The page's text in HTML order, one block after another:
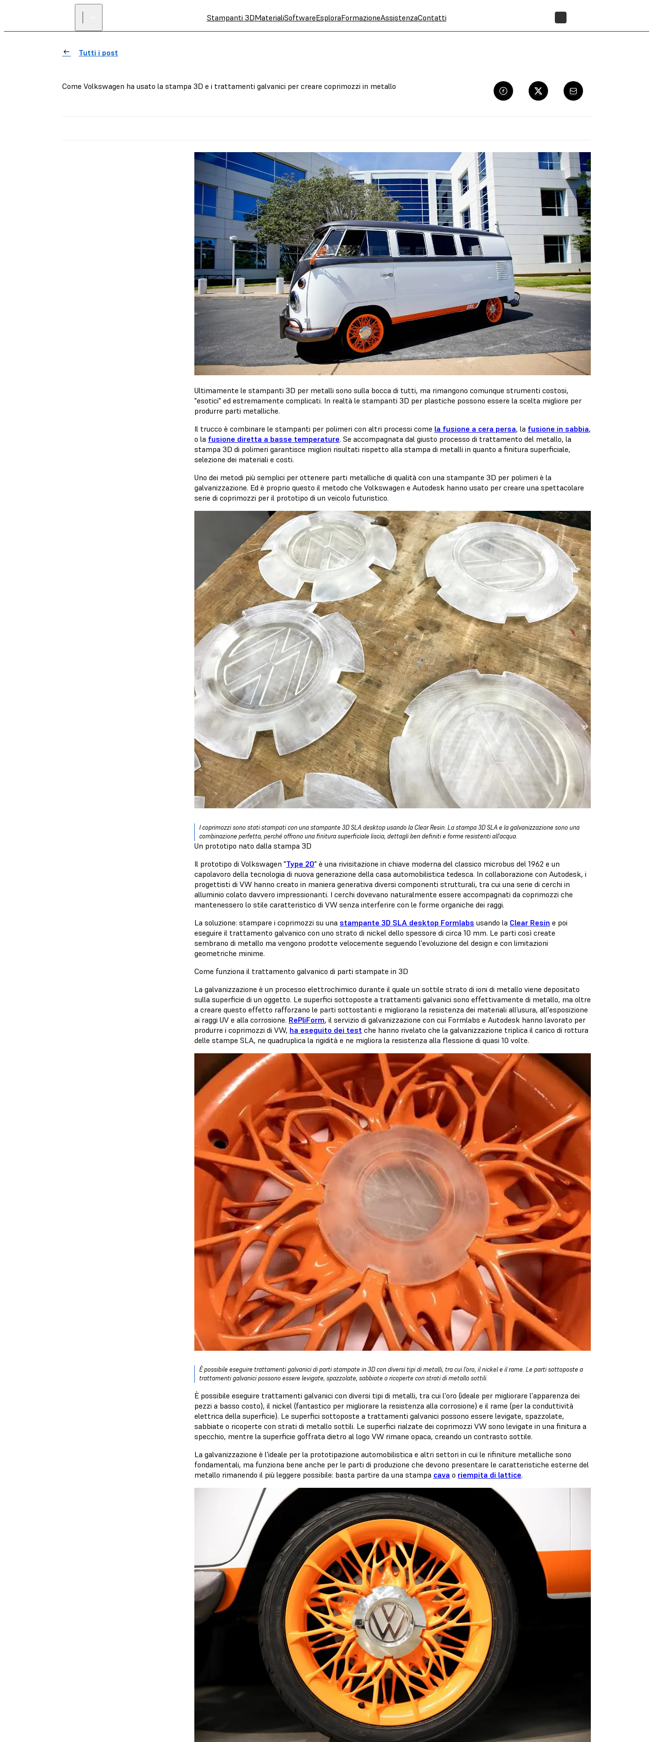
Stampanti 3DMaterialiSoftwareEsploraFormazioneAssistenzaContatti
Tutti i post
Come Volkswagen ha usato la stampa 3D e i trattamenti galvanici per creare coprimozzi in metallo
Ultimamente le stampanti 3D per metalli sono sulla bocca di tutti, ma rimangono comunque strumenti costosi,
"esotici" ed estremamente complicati. In realtà le stampanti 3D per plastiche possono essere la scelta migliore per
produrre parti metalliche.
Il trucco è combinare le stampanti per polimeri con altri processi come la fusione a cera persa, la fusione in sabbia,
o la fusione diretta a basse temperature. Se accompagnata dal giusto processo di trattamento del metallo, la
stampa 3D di polimeri garantisce migliori risultati rispetto alla stampa di metalli in quanto a finitura superficiale,
selezione dei materiali e costi.
Uno dei metodi più semplici per ottenere parti metalliche di qualità con una stampante 3D per polimeri è la
galvanizzazione. Ed è proprio questo il metodo che Volkswagen e Autodesk hanno usato per creare una spettacolare
serie di coprimozzi per il prototipo di un veicolo futuristico.
I coprimozzi sono stati stampati con una stampante 3D SLA desktop usando la Clear Resin. La stampa 3D SLA e la galvanizzazione sono una
combinazione perfetta, perché offrono una finitura superficiale liscia, dettagli ben definiti e forme resistenti all'acqua.
Un prototipo nato dalla stampa 3D
Il prototipo di Volkswagen "Type 20" è una rivisitazione in chiave moderna del classico microbus del 1962 e un
capolavoro della tecnologia di nuova generazione della casa automobilistica tedesca. In collaborazione con Autodesk, i
progettisti di VW hanno creato in maniera generativa diversi componenti strutturali, tra cui una serie di cerchi in
alluminio colato davvero impressionanti. I cerchi dovevano naturalmente essere accompagnati da coprimozzi che
mantenessero lo stile caratteristico di VW senza interferire con le forme organiche dei raggi.
La soluzione: stampare i coprimozzi su una stampante 3D SLA desktop Formlabs usando la Clear Resin e poi
eseguire il trattamento galvanico con uno strato di nickel dello spessore di circa 10 mm. Le parti così create
sembrano di metallo ma vengono prodotte velocemente seguendo l'evoluzione del design e con limitazioni
geometriche minime.
Come funziona il trattamento galvanico di parti stampate in 3D
La galvanizzazione è un processo elettrochimico durante il quale un sottile strato di ioni di metallo viene depositato
sulla superficie di un oggetto. Le superfici sottoposte a trattamenti galvanici sono effettivamente di metallo, ma oltre
a creare questo effetto rafforzano le parti sottostanti e migliorano la resistenza dei materiali all’usura, all'esposizione
ai raggi UV e alla corrosione. RePliForm, il servizio di galvanizzazione con cui Formlabs e Autodesk hanno lavorato per
produrre i coprimozzi di VW, ha eseguito dei test che hanno rivelato che la galvanizzazione triplica il carico di rottura
delle stampe SLA, ne quadruplica la rigidità e ne migliora la resistenza alla flessione di quasi 10 volte.
È possibile eseguire trattamenti galvanici di parti stampate in 3D con diversi tipi di metalli, tra cui l'oro, il nickel e il rame. Le parti sottoposte a
trattamenti galvanici possono essere levigate, spazzolate, sabbiate o ricoperte con strati di metallo sottili.
È possibile eseguire trattamenti galvanici con diversi tipi di metalli, tra cui l'oro (ideale per migliorare l'apparenza dei
pezzi a basso costo), il nickel (fantastico per migliorare la resistenza alla corrosione) e il rame (per la conduttività
elettrica della superficie). Le superfici sottoposte a trattamenti galvanici possono essere levigate, spazzolate,
sabbiate o ricoperte con strati di metallo sottili. Le superfici rialzate dei coprimozzi VW sono levigate in una finitura a
specchio, mentre la superficie goffrata dietro al logo VW rimane opaca, creando un contrasto sottile.
La galvanizzazione è l'ideale per la prototipazione automobilistica e altri settori in cui le rifiniture metalliche sono
fondamentali, ma funziona bene anche per le parti di produzione che devono presentare le caratteristiche esterne del
metallo rimanendo il più leggere possibile: basta partire da una stampa cava o riempita di lattice.